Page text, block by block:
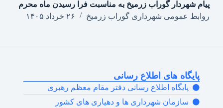
پیام شهردار گوراب زرمیخ به مناسبت فرا رسیدن ماه محرم
روابط عمومی شهرداری گوراب زرمیخ
۲۶ خرداد ۱۴۰۵
پایگاه های اطلاع رسانی
پایگاه اطلاع رسانی دفتر مقام معظم رهبری
سازمان شهرداری ها و دهیاری های کشور